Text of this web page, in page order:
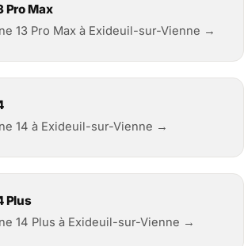
Pro Max
13 Pro Max à Exideuil-sur-Vienne →
14 à Exideuil-sur-Vienne →
Plus
14 Plus à Exideuil-sur-Vienne →